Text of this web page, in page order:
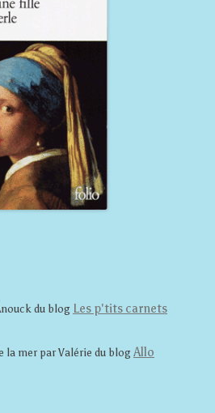
du blog Les p'tits carnets
la mer par Valérie du blog Allo